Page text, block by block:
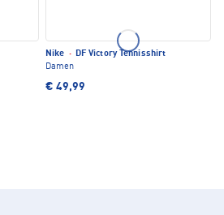
Nike · DF Victory Tennisshirt
Damen
€ 49,99